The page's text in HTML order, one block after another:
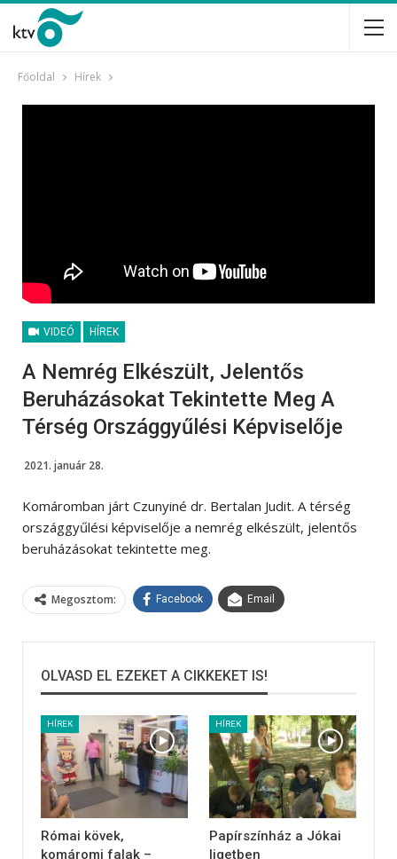
Főoldal Hírek
VIDEÓ HÍREK
A Nemrég Elkészült, Jelentős
Beruházásokat Tekintette Meg A
Térség Országgyűlési Képviselője
2021. január 28.
Komáromban járt Czunyiné dr. Bertalan Judit. A térség
országgyűlési képviselője a nemrég elkészült, jelentős
beruházásokat tekintette meg.
Megosztom: Facebook Email
OLVASD EL EZEKET A CIKKEKET IS!
HÍREK
Római kövek,
komáromi falak –
HÍREK
Papírszínház a Jókai
ligetben